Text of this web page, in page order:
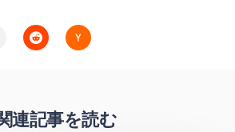
連記事を読む